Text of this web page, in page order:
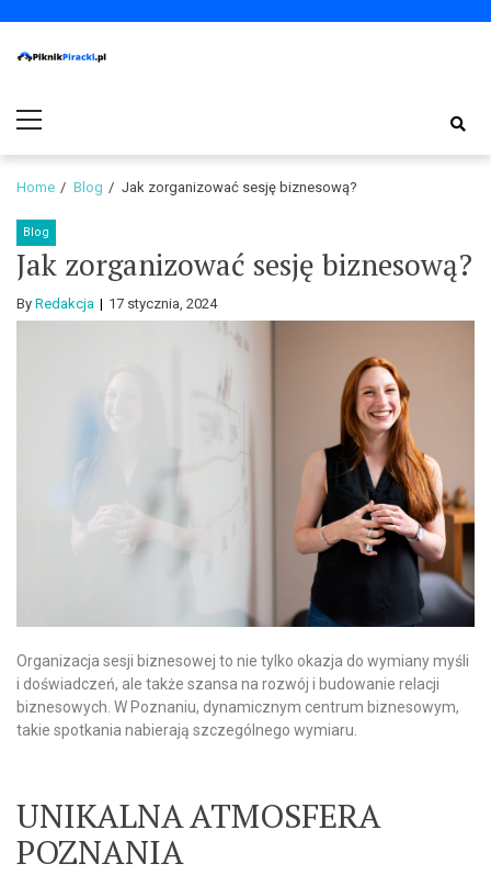
navigation
content
Menu
Home Blog Jak zorganizować sesję biznesową?
Blog
Jak zorganizować sesję biznesową?
By Redakcja 17 stycznia, 2024
Organizacja sesji biznesowej to nie tylko okazja do wymiany myśli
i doświadczeń, ale także szansa na rozwój i budowanie relacji
biznesowych. W Poznaniu, dynamicznym centrum biznesowym,
takie spotkania nabierają szczególnego wymiaru.
UNIKALNA ATMOSFERA
POZNANIA